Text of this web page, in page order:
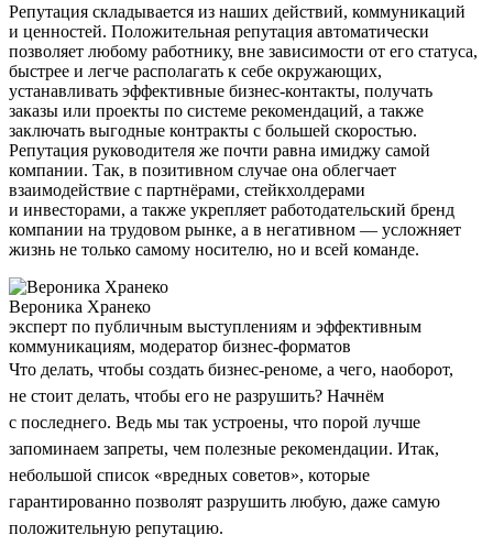
Репутация складывается из наших действий, коммуникаций
и ценностей. Положительная репутация автоматически
позволяет любому работнику, вне зависимости от его статуса,
быстрее и легче располагать к себе окружающих,
устанавливать эффективные бизнес-контакты, получать
заказы или проекты по системе рекомендаций, а также
заключать выгодные контракты с большей скоростью.
Репутация руководителя же почти равна имиджу самой
компании. Так, в позитивном случае она облегчает
взаимодействие с партнёрами, стейкхолдерами
и инвесторами, а также укрепляет работодательский бренд
компании на трудовом рынке, а в негативном — усложняет
жизнь не только самому носителю, но и всей команде.
Вероника Хранеко
эксперт по публичным выступлениям и эффективным
коммуникациям, модератор бизнес-форматов
Что делать, чтобы создать бизнес-реноме, а чего, наоборот,
не стоит делать, чтобы его не разрушить? Начнём
с последнего. Ведь мы так устроены, что порой лучше
запоминаем запреты, чем полезные рекомендации. Итак,
небольшой список «вредных советов», которые
гарантированно позволят разрушить любую, даже самую
положительную репутацию.